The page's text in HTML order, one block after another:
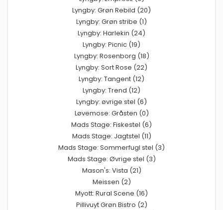
Lyngby: Grøn Rebild (20)
Lyngby: Grøn stribe (1)
Lyngby: Harlekin (24)
Lyngby: Picnic (19)
Lyngby: Rosenborg (18)
Lyngby: Sort Rose (22)
Lyngby: Tangent (12)
Lyngby: Trend (12)
Lyngby: øvrige stel (6)
Løvemose: Gråsten (0)
Mads Stage: Fiskestel (6)
Mads Stage: Jagtstel (11)
Mads Stage: Sommerfugl stel (3)
Mads Stage: Øvrige stel (3)
Mason's: Vista (21)
Meissen (2)
Myott: Rural Scene (16)
Pillivuyt Grøn Bistro (2)